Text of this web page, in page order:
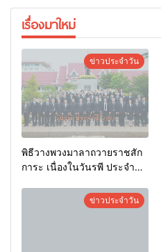
เรื่องมาใหม่
ข่าวประจำวัน
พิธีวางพวงมาลาถวายราชสัก
การะ เนื่องในวันรพี ประจำปี
วันรพี เพื่อเชื่อมความสัมพันธ์
อันดีของหน่วยงานใน
ข่าวประจำวัน